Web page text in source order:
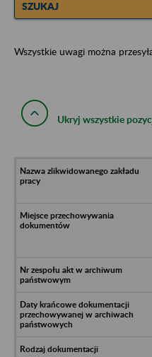
SZUKAJ
Wszystkie uwagi można
Ukryj wszystkie